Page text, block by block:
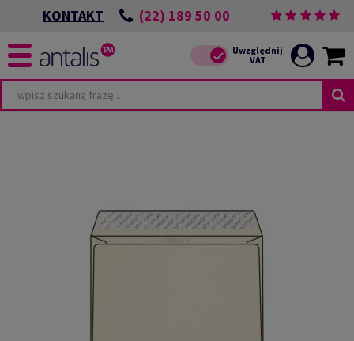
KONTAKT (22) 189 50 00